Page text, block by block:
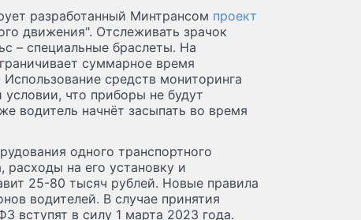
разработанный Минтрансом проект
движения". Отслеживать зрачок
– специальные браслеты. На
суммарное время
средств мониторинга
что приборы не будут
водитель начнёт засыпать во время
одного транспортного
расходы на его установку и
25-80 тысяч рублей. Новые правила
водителей. В случае принятия
вступят в силу 1 марта 2023 года.